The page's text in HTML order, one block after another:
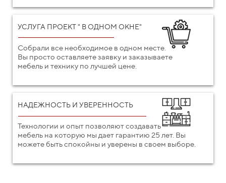
УСЛУГА ПРОЕКТ " В ОДНОМ ОКНЕ"
Собрали все необходимое в одном месте.
Вы просто оставляете заявку и заказываете
мебель и технику по лучшей цене.
НАДЕЖНОСТЬ И УВЕРЕННОСТЬ
Технологии и опыт позволяют создавать
мебель на которую мы дает гарантию 25 лет. Вы
можете быть спокойны и уверены в своем выборе.